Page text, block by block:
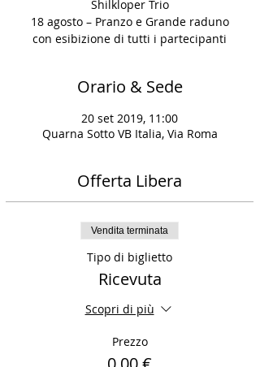
Shilkloper Trio
18 agosto – Pranzo e Grande raduno
con esibizione di tutti i partecipanti
Orario & Sede
20 set 2019, 11:00
Quarna Sotto VB Italia, Via Roma
Offerta Libera
Vendita terminata
Tipo di biglietto
Ricevuta
Scopri di più
Prezzo